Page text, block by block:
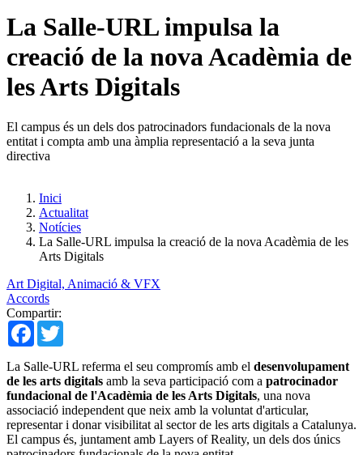
La Salle-URL impulsa la
creació de la nova Acadèmia de
les Arts Digitals
El campus és un dels dos patrocinadors fundacionals de la nova
entitat i compta amb una àmplia representació a la seva junta
directiva
Inici
Actualitat
Notícies
La Salle-URL impulsa la creació de la nova Acadèmia de les
Arts Digitals
Art Digital, Animació & VFX
Accords
Compartir:
Facebook
La Salle-URL referma el seu compromís amb el desenvolupament
de les arts digitals amb la seva participació com a patrocinador
fundacional de l'Acadèmia de les Arts Digitals, una nova
associació independent que neix amb la voluntat d'articular,
representar i donar visibilitat al sector de les arts digitals a Catalunya.
El campus és, juntament amb Layers of Reality, un dels dos únics